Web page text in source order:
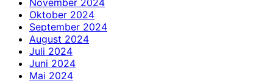
November 2024
Oktober 2024
September 2024
August 2024
Juli 2024
Juni 2024
Mai 2024